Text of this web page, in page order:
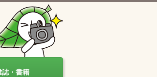
誌・書籍